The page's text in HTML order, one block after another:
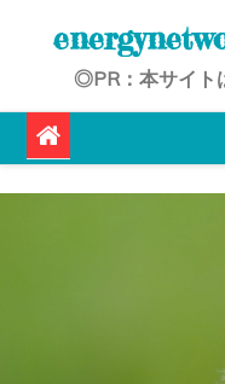
◎PR：本サイト